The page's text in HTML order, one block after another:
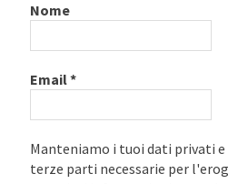
Nome
Email*
Manteniamo i tuoi dati privati
terze parti necessarie per